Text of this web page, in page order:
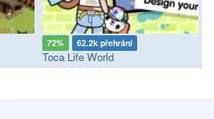
72% 62.2k přehrání
Toca Life World